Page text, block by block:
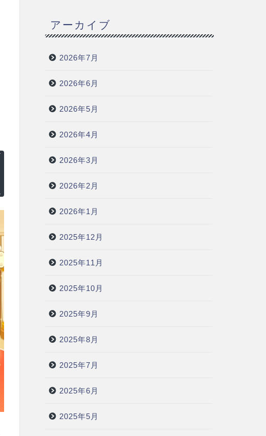
アーカイブ
2026年7月
2026年6月
2026年5月
2026年4月
2026年3月
2026年2月
2026年1月
2025年12月
2025年11月
2025年10月
2025年9月
2025年8月
2025年7月
2025年6月
2025年5月